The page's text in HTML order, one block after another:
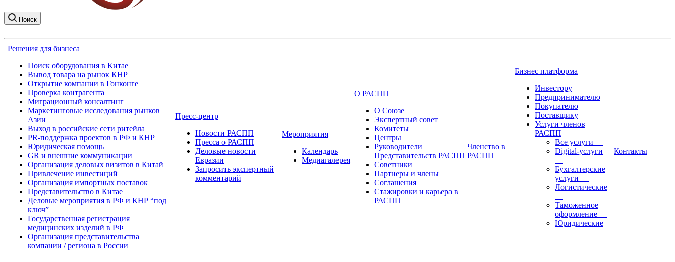
Поиск
Решения для бизнеса
Поиск оборудования в Китае
Вывод товара на рынок КНР
Открытие компании в Гонконге
Проверка контрагента
Миграционный консалтинг
Маркетинговые исследования рынков
Азии
Выход в российские сети ритейла
PR-поддержка проектов в РФ и КНР
Юридическая помощь
GR и внешние коммуникации
Организация деловых визитов в Китай
Привлечение инвестиций
Организация импортных поставок
Представительство в Китае
Деловые мероприятия в РФ и КНР “под
ключ”
Государственная регистрация
медицинских изделий в РФ
Организация представительства
компании / региона в России
Пресс-центр
Новости РАСПП
Пресса о РАСПП
Деловые новости
Евразии
Запросить экспертный
комментарий
Мероприятия
Календарь
Медиагалерея
О РАСПП
О Союзе
Экспертный совет
Комитеты
Центры
Руководители
Представительств РАСПП
Советники
Партнеры и члены
Соглашения
Стажировки и карьера в
РАСПП
Членство в
РАСПП
Бизнес платформа
Инвестору
Предпринимателю
Покупателю
Поставщику
Услуги членов
РАСПП
Все услуги —
Digital-услуги
—
Бухгалтерские
услуги —
Логистические
—
Таможенное
оформление —
Юридические
Контакты